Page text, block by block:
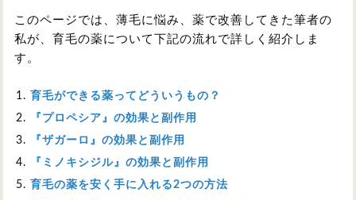
このページでは、薄毛に悩み、薬で改善してきた筆者の
私が、育毛の薬について下記の流れで詳しく紹介しま
す。
育毛ができる薬ってどういうもの？
『プロペシア』の効果と副作用
『ザガーロ』の効果と副作用
『ミノキシジル』の効果と副作用
育毛の薬を安く手に入れる2つの方法